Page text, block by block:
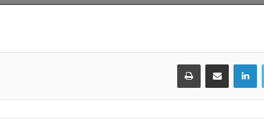
تويتر لينكدإن مشاركة عبر البريد طباعة